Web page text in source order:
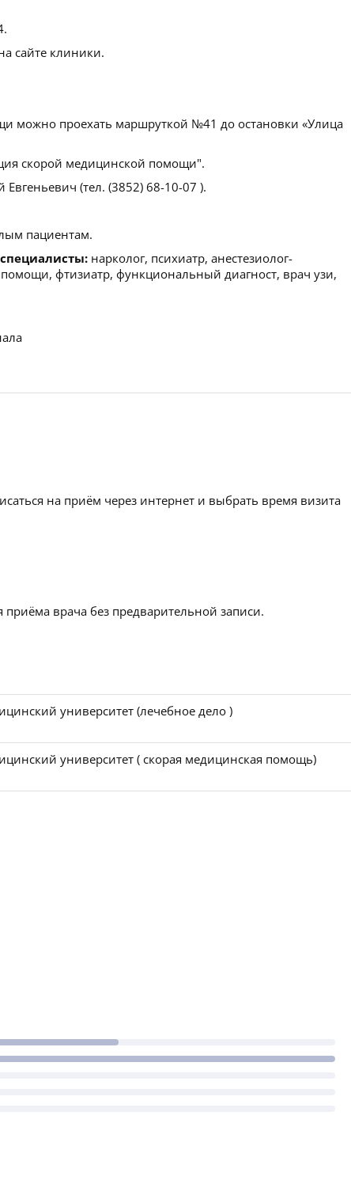
сайте клиники.
можно проехать маршруткой №41 до остановки «Улица
скорой медицинской помощи".
Евгеньевич (тел. (3852) 68-10-07 ).
пациентам.
нарколог, психиатр, анестезиолог-
фтизиатр, функциональный диагност, врач узи,
на приём через интернет и выбрать время визита
врача без предварительной записи.
университет (лечебное дело )
университет ( скорая медицинская помощь)